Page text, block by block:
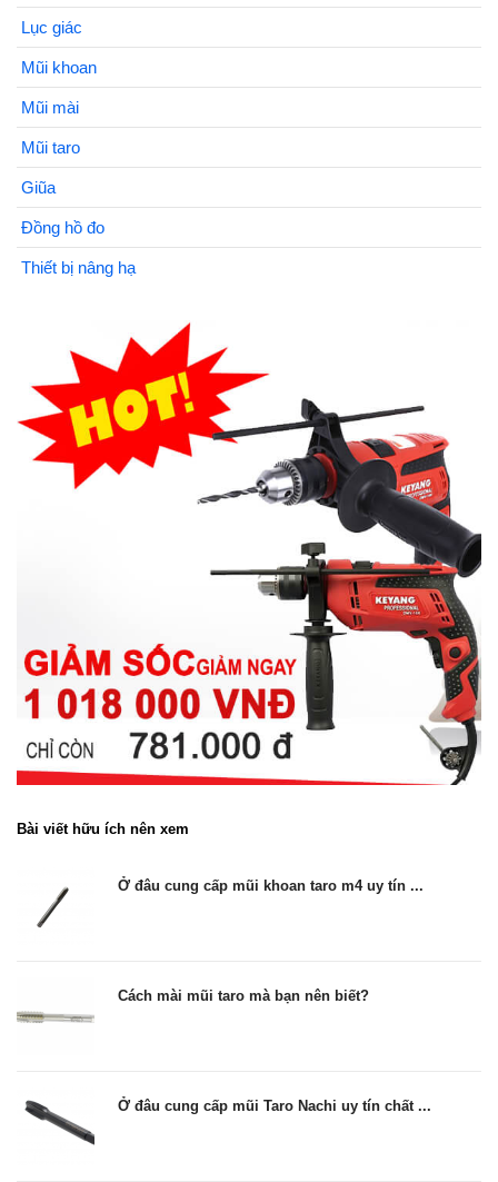
Lục giác
Mũi khoan
Mũi mài
Mũi taro
Giũa
Đồng hồ đo
Thiết bị nâng hạ
Bài viết hữu ích nên xem
Ở đâu cung cấp mũi khoan taro m4 uy tín ...
Cách mài mũi taro mà bạn nên biết?
Ở đâu cung cấp mũi Taro Nachi uy tín chất ...